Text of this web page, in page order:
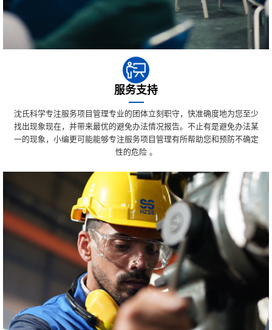
服务支持
沈氏科学专注服务项目管理专业的团体立刻职守，快准确度地为您至少
找出现象现在，并带来最优的避免办法情况报告。不止有是避免办法某
一的现象，小编更可能能够专注服务项目管理有所帮助您和预防不确定
性的危险 。